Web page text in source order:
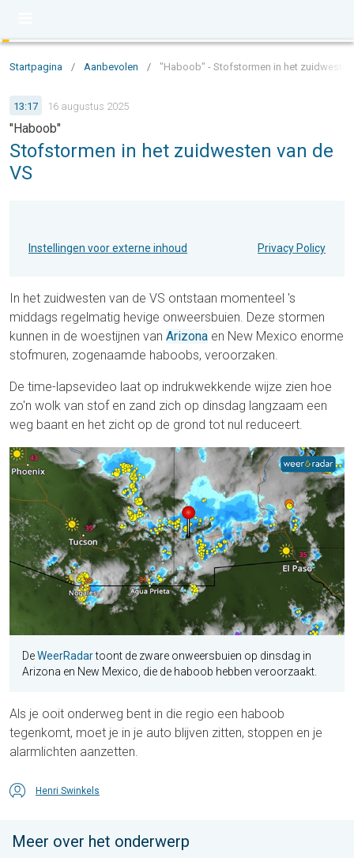
Startpagina / Aanbevolen / "Haboob" - Stofstormen in het zuidwesten
13:17 16 augustus 2025
"Haboob"
Stofstormen in het zuidwesten van de
VS
Instellingen voor externe inhoud Privacy Policy
In het zuidwesten van de VS ontstaan momenteel 's
middags regelmatig hevige onweersbuien. Deze stormen
kunnen in de woestijnen van Arizona en New Mexico enorme
stofmuren, zogenaamde haboobs, veroorzaken.
De time-lapsevideo laat op indrukwekkende wijze zien hoe
zo'n wolk van stof en zand zich op dinsdag langzaam een
weg baant en het zicht op de grond tot nul reduceert.
DeWeerRadartoont de zware onweersbuien op dinsdag in
Arizona en New Mexico, die de haboob hebben veroorzaakt.
Als je ooit onderweg bent in die regio een haboob
tegenkomt, moet je in je auto blijven zitten, stoppen en je
alarmlichten aanzetten.
Henri Swinkels
Meer over het onderwerp